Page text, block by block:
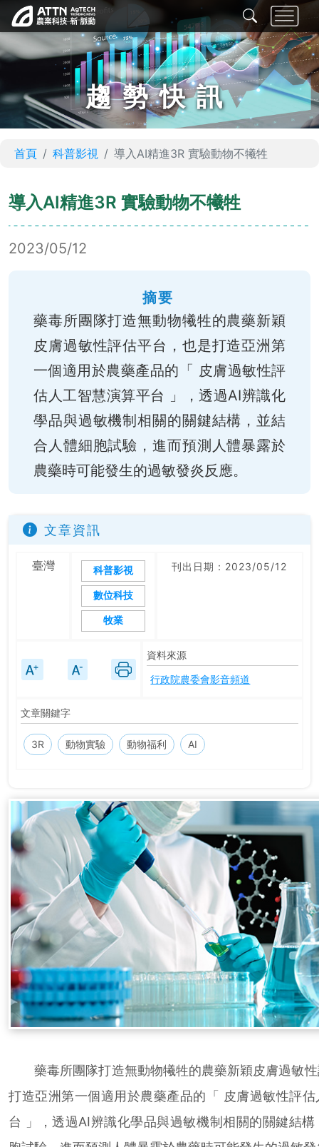
趨勢快訊
首頁 科普影視 導入AI精進3R 實驗動物不犧牲
導入AI精進3R 實驗動物不犧牲
2023/05/12
摘要
藥毒所團隊打造無動物犧牲的農藥新穎
皮膚過敏性評估平台，也是打造亞洲第
一個適用於農藥產品的「 皮膚過敏性評
估人工智慧演算平台 」，透過AI辨識化
學品與過敏機制相關的關鍵結構，並結
合人體細胞試驗，進而預測人體暴露於
農藥時可能發生的過敏發炎反應。
文章資訊
臺灣 科普影視
數位科技
牧業
刊出日期：2023/05/12
資料來源
行政院農委會影音頻道
文章關鍵字
3R 動物實驗 動物福利 AI
藥毒所團隊打造無動物犧牲的農藥新穎皮膚過敏性
打造亞洲第一個適用於農藥產品的「 皮膚過敏性評
台 」，透過AI辨識化學品與過敏機制相關的關鍵結